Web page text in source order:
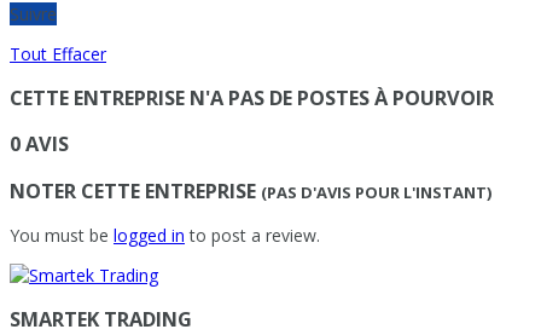
Suivre
Tout Effacer
CETTE ENTREPRISE N'A PAS DE POSTES À POURVOIR
0 AVIS
NOTER CETTE ENTREPRISE (PAS D'AVIS POUR L'INSTANT)
You must be logged in to post a review.
SMARTEK TRADING